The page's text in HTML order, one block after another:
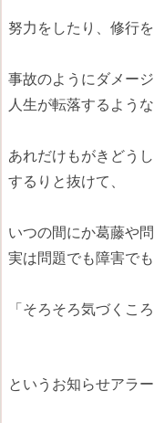
努力をしたり、修行
事故のようにダメー
人生が転落するよう
あれだけもがきどう
するりと抜けて、
いつの間にか葛藤や
実は問題でも障害でも
「そろそろ気づくこ
というお知らせアラ